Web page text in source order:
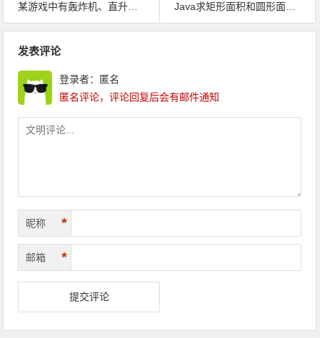
某游戏中有轰炸机、直升机、重型坦克、轻型坦克、飞行兵、步兵等六大兵种
Java求矩形面积和圆形面积的异常处理实例
发表评论
登录者：匿名
匿名评论，评论回复后会有邮件通知
昵称 *
邮箱 *